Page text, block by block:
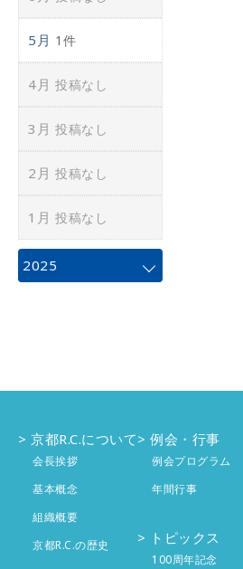
5月 1件
4月 投稿なし
3月 投稿なし
2月 投稿なし
1月 投稿なし
2025
9月 投稿なし
8月 投稿なし
京都R.C.について
会長挨拶
基本概念
組織概要
京都R.C.の歴史
例会・行事
例会プログラム
年間行事
トピックス
100周年記念